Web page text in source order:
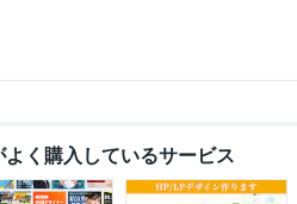
く購入しているサービス